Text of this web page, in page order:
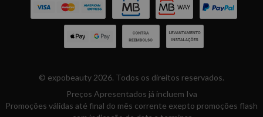
© expobeauty 2026. Todos os direitos reservados.
Preços Apresentados já incluem Iva
Promoções válidas até final do mês corrente exepto promoções flash